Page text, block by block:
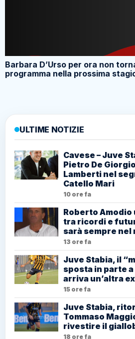
Barbara D’Urso per ora non
programma nella prossima
ULTIME NOTIZIE
Cavese – Juve
Pietro De
Lamberti nel
Catello Mari
10 ore fa
Roberto
tra ricordi e
sarà sempre nel
13 ore fa
Juve Stabia, il
sposta in parte
arriva un’altra
15 ore fa
Juve Stabia,
Tommaso
rivestire il
18 ore fa